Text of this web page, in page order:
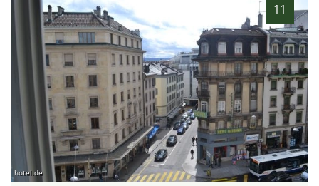
11
hotel.de